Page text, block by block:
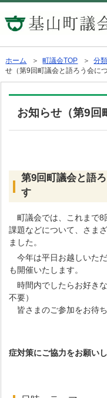
ホーム ＞町議会TOP ＞分
せ（第9回町議会と語ろう会につ
お知らせ（第9回
第9回町議会と語
す
町議会では、これまで8
課題などについて、さま
ました。
今年は平日お越しいた
も開催いたします。
時間内でしたらお好き
不要）
皆さまのご参加をお待ち
症対策にご協力をお願いし